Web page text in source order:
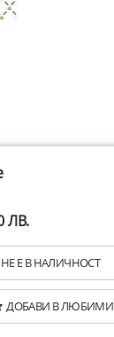
ЛВ.
НЕ Е В НАЛИЧНОСТ
ДОБАВИ В ЛЮБИМИ